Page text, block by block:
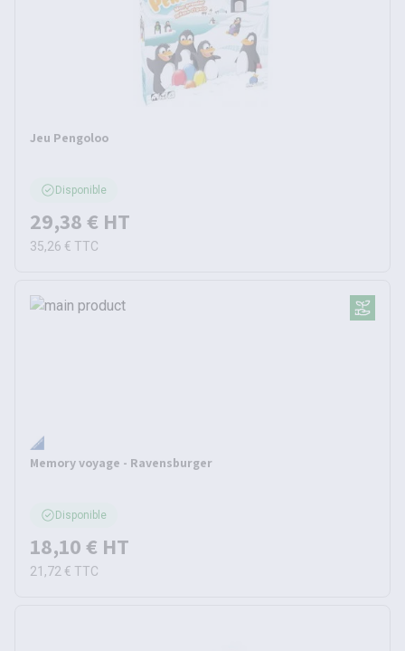
Jeu Pengoloo
Disponible
29,38 € HT
35,26 € TTC
Memory voyage - Ravensburger
Disponible
18,10 € HT
21,72 € TTC